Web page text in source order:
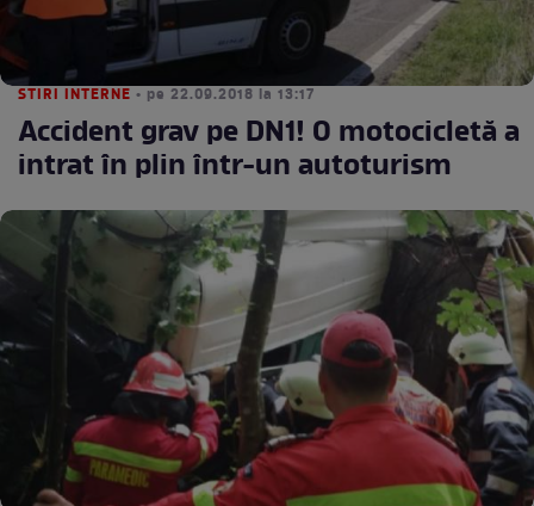
STIRI INTERNE • pe 22.09.2018 la 13:17
Accident grav pe DN1! O motocicletă a
intrat în plin într-un autoturism